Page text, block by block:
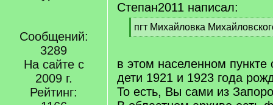
Сообщений:
3289
На сайте с
2009 г.
Рейтинг:
Степан2011 написал:
[
q
пгт Михайловка
[
q
]
в этом населенном пункте
дети 1921 и 1923 года
То есть, Вы сами из